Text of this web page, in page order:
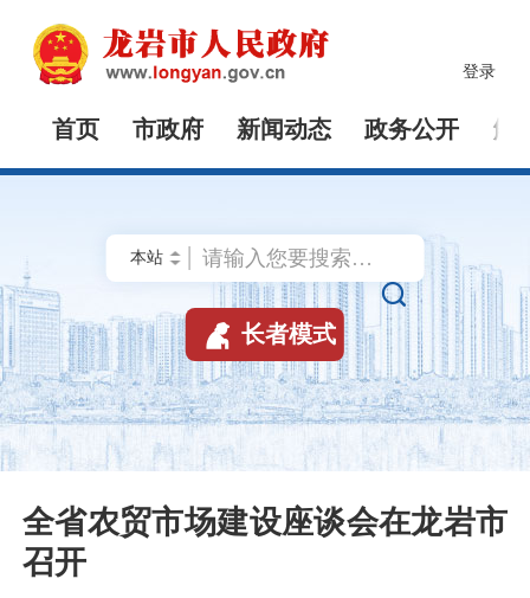
登录
首页 市政府 新闻动态 政务公开 解

 长者模式
全省农贸市场建设座谈会在龙岩市
召开